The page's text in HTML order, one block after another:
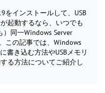
をインストールして、USB
起動するなら、いつでも
同一Windows Server
この記事では、Windows
書き込む方法やUSBメモリ
る方法についてご紹介し